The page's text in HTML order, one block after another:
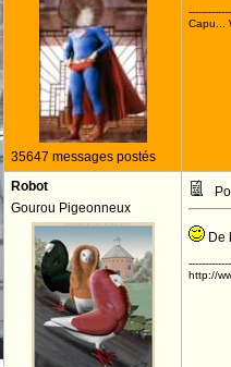
35647 messages postés
Capu...
Robot
Gourou Pigeonneux
De
http://